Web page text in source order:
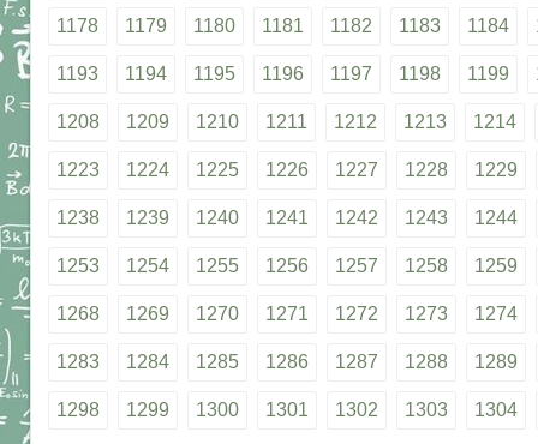
1178 1179 1180 1181 1182 1183 1184
1193 1194 1195 1196 1197 1198 1199
1208 1209 1210 1211 1212 1213 1214
1223 1224 1225 1226 1227 1228 1229
1238 1239 1240 1241 1242 1243 1244
1253 1254 1255 1256 1257 1258 1259
1268 1269 1270 1271 1272 1273 1274
1283 1284 1285 1286 1287 1288 1289
1298 1299 1300 1301 1302 1303 1304